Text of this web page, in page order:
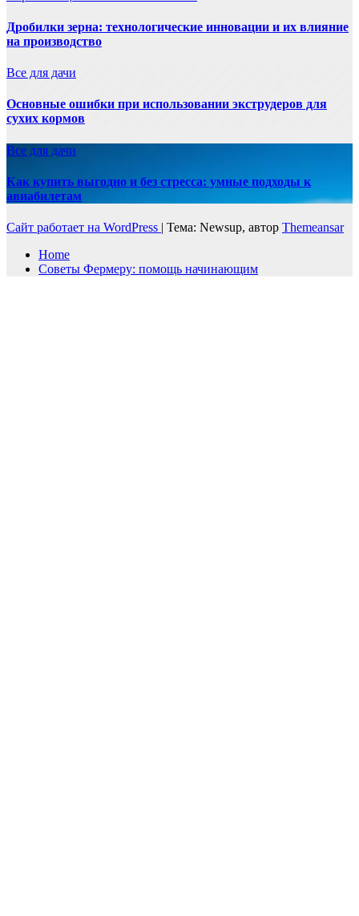
Дробилки зерна: технологические инновации и их влияние
на производство
Все для дачи
Основные ошибки при использовании экструдеров для
сухих кормов
Все для дачи
Как купить выгодно и без стресса: умные подходы к
авиабилетам
Сайт работает на WordPress | Тема: Newsup, автор Themeansar
Home
Советы Фермеру: помощь начинающим